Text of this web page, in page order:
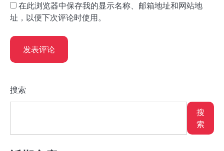
在此浏览器中保存我的显示名称、邮箱地址和网站地
址，以便下次评论时使用。
搜索
搜
索